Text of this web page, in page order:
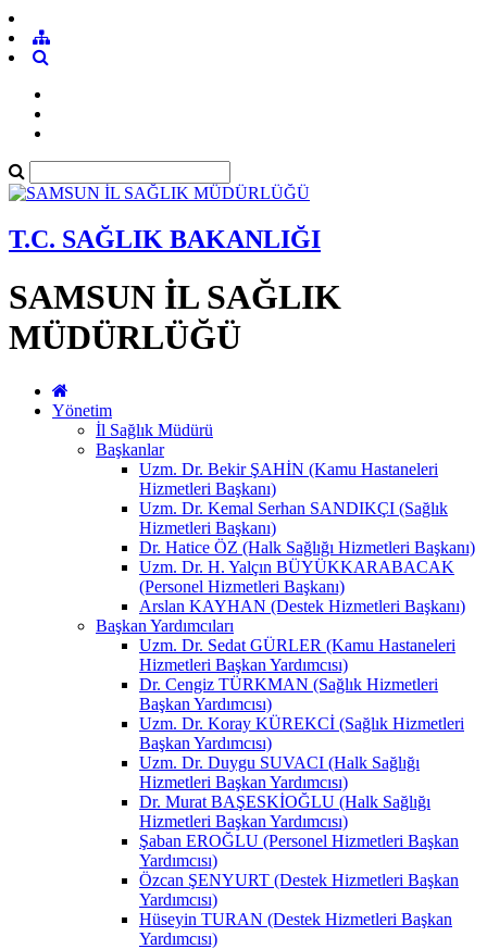
T.C. SAĞLIK BAKANLIĞI
SAMSUN İL SAĞLIK
MÜDÜRLÜĞÜ
Yönetim
İl Sağlık Müdürü
Başkanlar
Uzm. Dr. Bekir ŞAHİN (Kamu Hastaneleri
Hizmetleri Başkanı)
Uzm. Dr. Kemal Serhan SANDIKÇI (Sağlık
Hizmetleri Başkanı)
Dr. Hatice ÖZ (Halk Sağlığı Hizmetleri Başkanı)
Uzm. Dr. H. Yalçın BÜYÜKKARABACAK
(Personel Hizmetleri Başkanı)
Arslan KAYHAN (Destek Hizmetleri Başkanı)
Başkan Yardımcıları
Uzm. Dr. Sedat GÜRLER (Kamu Hastaneleri
Hizmetleri Başkan Yardımcısı)
Dr. Cengiz TÜRKMAN (Sağlık Hizmetleri
Başkan Yardımcısı)
Uzm. Dr. Koray KÜREKCİ (Sağlık Hizmetleri
Başkan Yardımcısı)
Uzm. Dr. Duygu SUVACI (Halk Sağlığı
Hizmetleri Başkan Yardımcısı)
Dr. Murat BAŞESKİOĞLU (Halk Sağlığı
Hizmetleri Başkan Yardımcısı)
Şaban EROĞLU (Personel Hizmetleri Başkan
Yardımcısı)
Özcan ŞENYURT (Destek Hizmetleri Başkan
Yardımcısı)
Hüseyin TURAN (Destek Hizmetleri Başkan
Yardımcısı)